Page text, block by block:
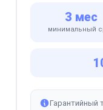
3 мес
минимальный
Гарантийный